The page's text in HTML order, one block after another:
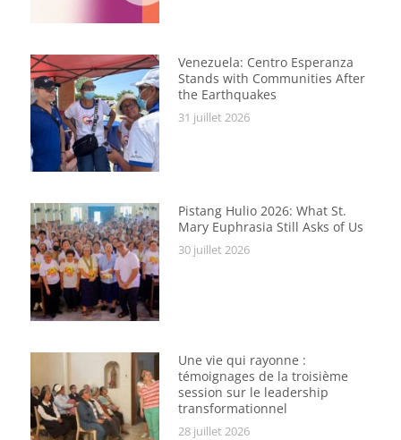
Venezuela: Centro Esperanza
Stands with Communities After
the Earthquakes
31 juillet 2026
Pistang Hulio 2026: What St.
Mary Euphrasia Still Asks of Us
30 juillet 2026
Une vie qui rayonne :
témoignages de la troisième
session sur le leadership
transformationnel
28 juillet 2026